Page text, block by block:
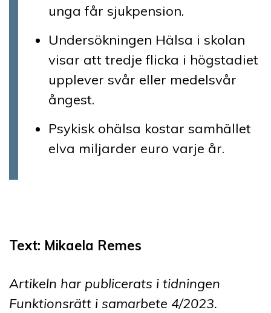
unga får sjukpension.
Undersökningen Hälsa i skolan
visar att tredje flicka i högstadiet
upplever svår eller medelsvår
ångest.
Psykisk ohälsa kostar samhället
elva miljarder euro varje år.
Text: Mikaela Remes
Artikeln har publicerats i tidningen
Funktionsrätt i samarbete 4/2023.